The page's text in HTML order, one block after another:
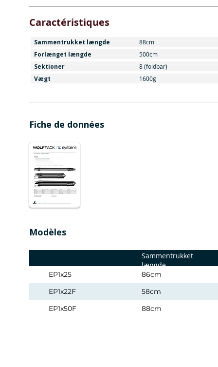
Caractéristiques
Sammentrukket længde 88cm
Forlænget længde 500cm
Sektioner 8 (foldbar)
Vægt 1600g
Fiche de données
Modèles
Sammentrukket
længde
EP1x25
86cm
EP1x22F
58cm
EP1x50F
88cm